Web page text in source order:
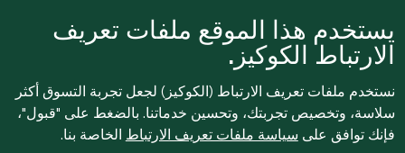
يستخدم هذا الموقع ملفات تعريف
الارتباط الكوكيز.
نستخدم ملفات تعريف الارتباط (الكوكيز) لجعل تجربة التسوق أكثر
سلاسة، وتخصيص تجربتك، وتحسين خدماتنا. بالضغط على "قبول"،
فإنك توافق على سياسة ملفات تعريف الارتباط الخاصة بنا.